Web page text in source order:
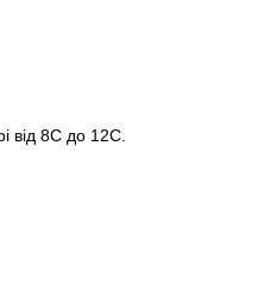
від 8С до 12С.